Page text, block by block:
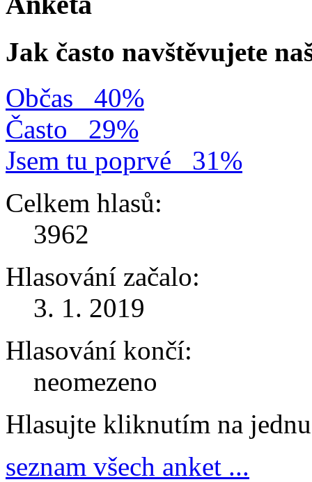
Jak často navštěvujete
Občas
40%
Často
29%
Jsem tu poprvé
31%
Celkem hlasů:
3962
Hlasování začalo:
3. 1. 2019
Hlasování končí:
neomezeno
Hlasujte kliknutím na
seznam všech anket ...